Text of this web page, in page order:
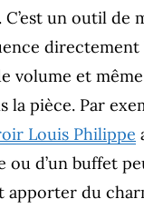
un outil de
directement
volume et
la pièce. Par
Louis Philippe
ou d’un buffet
apporter du